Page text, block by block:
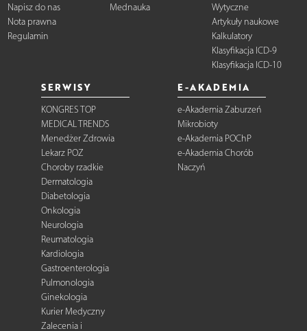
Napisz do nas
Nota prawna
Regulamin
Mednauka
Wytyczne
Artykuły naukowe
Kalkulatory
Klasyfikacja ICD-9
Klasyfikacja ICD-10
SERWISY
KONGRES TOP
MEDICAL TRENDS
Menedżer Zdrowia
Lekarz POZ
Choroby rzadkie
Dermatologia
Diabetologia
Onkologia
Neurologia
Reumatologia
Kardiologia
Gastroenterologia
Pulmonologia
Ginekologia
Kurier Medyczny
Zalecenia i
E-AKADEMIA
e-Akademia Zaburzeń
Mikrobioty
e-Akademia POChP
e-Akademia Chorób
Naczyń